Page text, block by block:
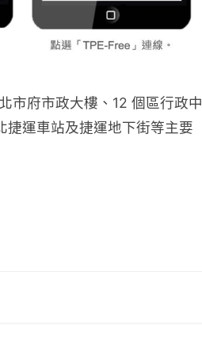
市府市政大樓、12 個區行政中
捷運車站及捷運地下街等主要